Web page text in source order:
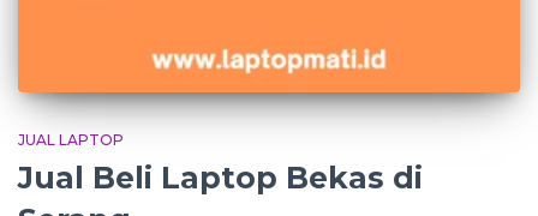
JUAL LAPTOP
Jual Beli Laptop Bekas di